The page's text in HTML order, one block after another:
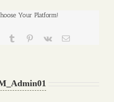
Your Platform!
Tumblr Pinterest
Vk Email